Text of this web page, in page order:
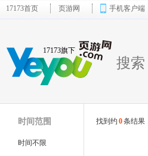
17173首页 页游网 手机客户端
17173旗下
搜索
时间范围
时间不限
找到约 0条结果